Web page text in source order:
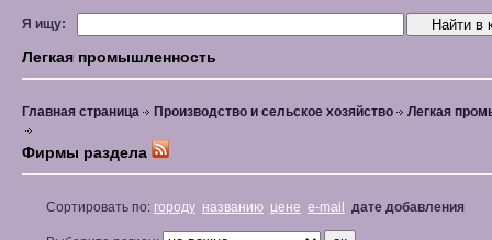
Я ищу:
Легкая промышленность
Главная страница Производство и сельское хозяйство Легкая
Фирмы раздела
Сортировать по: городу названию цене e-mail дате добавления